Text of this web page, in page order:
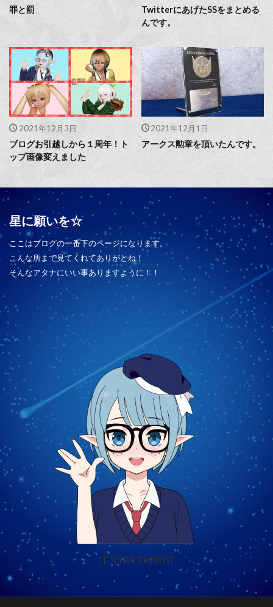
罪と罰
TwitterにあげたSSをまとめる
んです。
2021年12月3日
ブログお引越しから１周年！ト
ップ画像変えました
2021年12月1日
アークス勲章を頂いたんです。
星に願いを☆
ここはブログの一番下のページになります。
こんな所まで見てくれてありがとね！
そんなアタナにいい事ありますように！！